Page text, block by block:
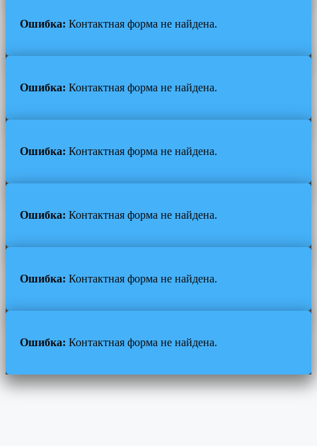
Ошибка: Контактная форма не найдена.
Ошибка: Контактная форма не найдена.
Ошибка: Контактная форма не найдена.
Ошибка: Контактная форма не найдена.
Ошибка: Контактная форма не найдена.
Ошибка: Контактная форма не найдена.